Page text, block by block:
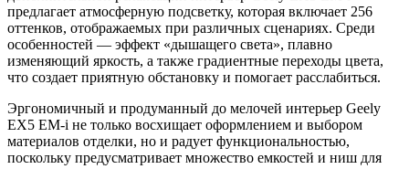
предлагает атмосферную подсветку, которая включает 256
оттенков, отображаемых при различных сценариях. Среди
особенностей — эффект «дышащего света», плавно
изменяющий яркость, а также градиентные переходы цвета,
что создает приятную обстановку и помогает расслабиться.
Эргономичный и продуманный до мелочей интерьер Geely
EX5 EM-i не только восхищает оформлением и выбором
материалов отделки, но и радует функциональностью,
поскольку предусматривает множество емкостей и ниш для